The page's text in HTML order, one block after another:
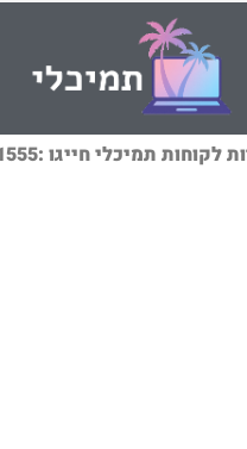
תמיכלי חייגו :0506311555